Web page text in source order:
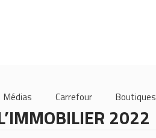
Médias Carrefour Boutiques
2022